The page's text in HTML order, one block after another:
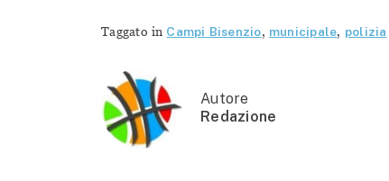
Taggato in Campi Bisenzio, municipale, polizia
Autore
Redazione